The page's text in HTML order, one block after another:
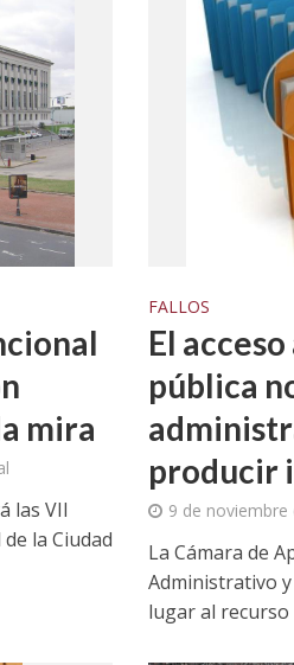
mira
las VII
la Ciudad
FALLOS
El
pública
producir
9 de noviembre
La Cámara de
Administrativo
lugar al